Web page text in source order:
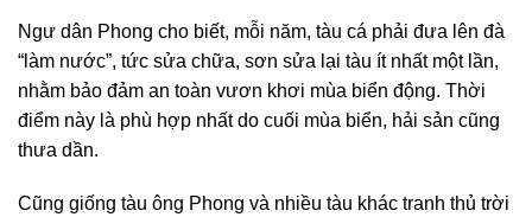
Ngư dân Phong cho biết, mỗi năm, tàu cá phải đưa lên đà
“làm nước”, tức sửa chữa, sơn sửa lại tàu ít nhất một lần,
nhằm bảo đảm an toàn vươn khơi mùa biển động. Thời
điểm này là phù hợp nhất do cuối mùa biển, hải sản cũng
thưa dần.
Cũng giống tàu ông Phong và nhiều tàu khác tranh thủ trời